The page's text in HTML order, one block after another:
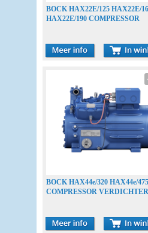
BOCK HAX22E/125 HAX22E/
HAX22E/190 COMPRESSOR
BOCK HAX44e/320 HAX44e/475
COMPRESSOR VERDICHTER